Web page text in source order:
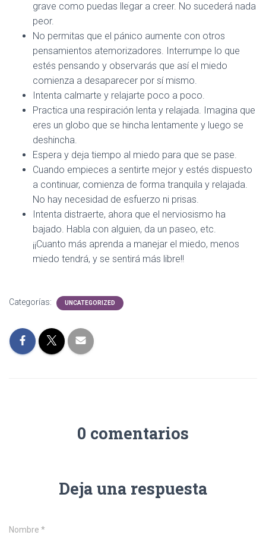
grave como puedas llegar a creer. No sucederá nada
peor.
No permitas que el pánico aumente con otros
pensamientos atemorizadores. Interrumpe lo que
estés pensando y observarás que así el miedo
comienza a desaparecer por sí mismo.
Intenta calmarte y relajarte poco a poco.
Practica una respiración lenta y relajada. Imagina que
eres un globo que se hincha lentamente y luego se
deshincha.
Espera y deja tiempo al miedo para que se pase.
Cuando empieces a sentirte mejor y estés dispuesto
a continuar, comienza de forma tranquila y relajada.
No hay necesidad de esfuerzo ni prisas.
Intenta distraerte, ahora que el nerviosismo ha
bajado. Habla con alguien, da un paseo, etc.
¡¡Cuanto más aprenda a manejar el miedo, menos
miedo tendrá, y se sentirá más libre!!
Categorías: UNCATEGORIZED
0 comentarios
Deja una respuesta
Nombre *